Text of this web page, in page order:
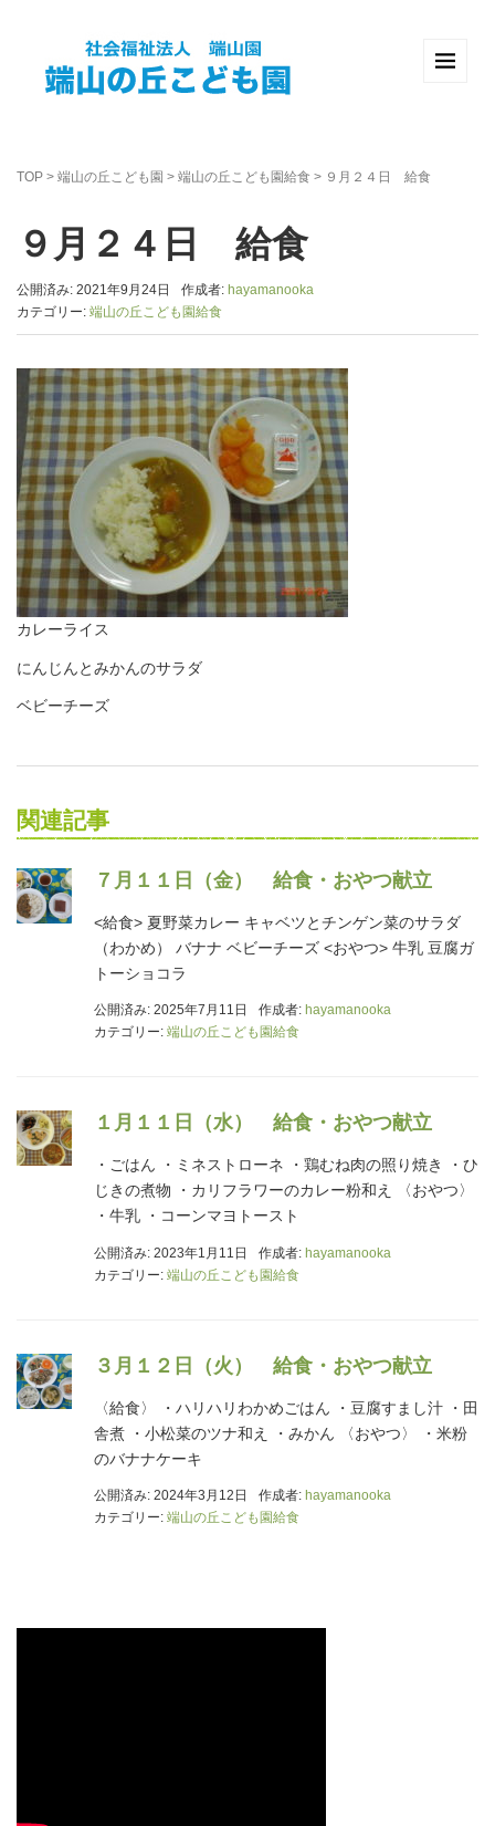
TOP > 端山の丘こども園 > 端山の丘こども園給食 > ９月２４日 給食
９月２４日 給食
公開済み: 2021年9月24日 作成者: hayamanooka
カテゴリー: 端山の丘こども園給食
カレーライス
にんじんとみかんのサラダ
ベビーチーズ
関連記事
７月１１日（金） 給食・おやつ献立
<給食> 夏野菜カレー キャベツとチンゲン菜のサラダ
（わかめ） バナナ ベビーチーズ <おやつ> 牛乳 豆腐ガ
トーショコラ
公開済み: 2025年7月11日 作成者: hayamanooka
カテゴリー: 端山の丘こども園給食
１月１１日（水） 給食・おやつ献立
・ごはん ・ミネストローネ ・鶏むね肉の照り焼き ・ひ
じきの煮物 ・カリフラワーのカレー粉和え 〈おやつ〉
・牛乳 ・コーンマヨトースト
公開済み: 2023年1月11日 作成者: hayamanooka
カテゴリー: 端山の丘こども園給食
３月１２日（火） 給食・おやつ献立
〈給食〉 ・ハリハリわかめごはん ・豆腐すまし汁 ・田
舎煮 ・小松菜のツナ和え ・みかん 〈おやつ〉 ・米粉
のバナナケーキ
公開済み: 2024年3月12日 作成者: hayamanooka
カテゴリー: 端山の丘こども園給食